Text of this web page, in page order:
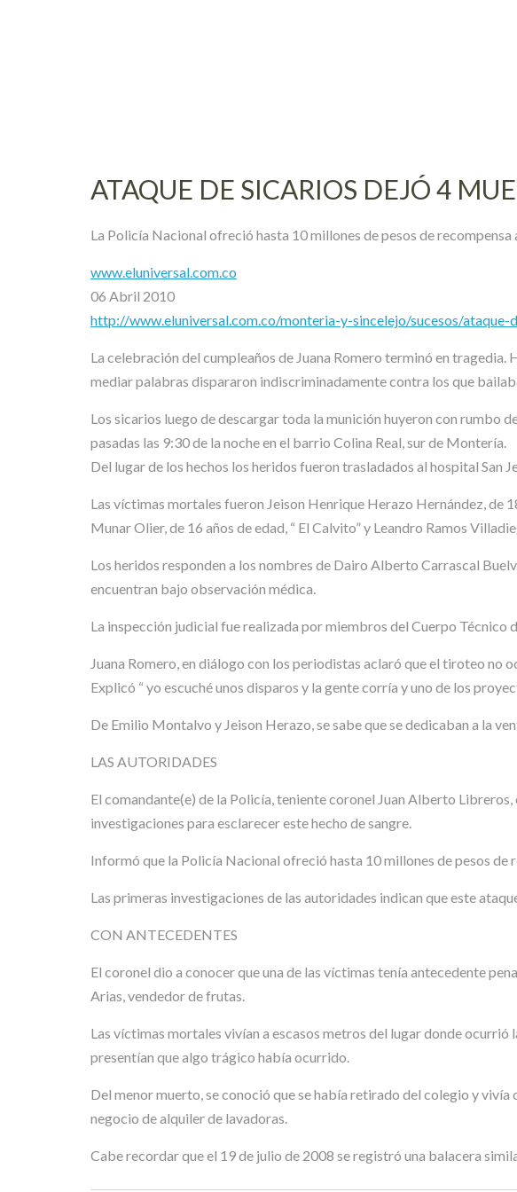
ATAQUE DE SICARIOS DEJÓ 4
La Policía Nacional ofreció hasta 10 millones de pesos de
www.eluniversal.com.co
06 Abril 2010
http://www.eluniversal.com.co/monteria-y-sincelejo/sucesos/
La celebración del cumpleaños de Juana Romero terminó en
mediar palabras dispararon indiscriminadamente contra los que
Los sicarios luego de descargar toda la munición huyeron con rumbo
pasadas las 9:30 de la noche en el barrio Colina Real, sur de Montería.
Del lugar de los hechos los heridos fueron trasladados al hospital San
Las víctimas mortales fueron Jeison Henrique Herazo Hernández, de
Munar Olier, de 16 años de edad, “ El Calvito” y Leandro Ramos
Los heridos responden a los nombres de Dairo Alberto Carrascal
encuentran bajo observación médica.
La inspección judicial fue realizada por miembros del Cuerpo Técnico
Juana Romero, en diálogo con los periodistas aclaró que el tiroteo no
Explicó “ yo escuché unos disparos y la gente corría y uno de los
De Emilio Montalvo y Jeison Herazo, se sabe que se dedicaban a la
LAS AUTORIDADES
El comandante(e) de la Policía, teniente coronel Juan Alberto
investigaciones para esclarecer este hecho de sangre.
Informó que la Policía Nacional ofreció hasta 10 millones de pesos
Las primeras investigaciones de las autoridades indican que este
CON ANTECEDENTES
El coronel dio a conocer que una de las víctimas tenía antecedente
Arias, vendedor de frutas.
Las víctimas mortales vivían a escasos metros del lugar donde
presentían que algo trágico había ocurrido.
Del menor muerto, se conoció que se había retirado del colegio y
negocio de alquiler de lavadoras.
Cabe recordar que el 19 de julio de 2008 se registró una balacera